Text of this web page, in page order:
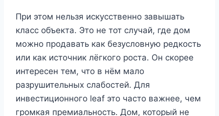
При этом нельзя искусственно завышать
класс объекта. Это не тот случай, где дом
можно продавать как безусловную редкость
или как источник лёгкого роста. Он скорее
интересен тем, что в нём мало
разрушительных слабостей. Для
инвестиционного leaf это часто важнее, чем
громкая премиальность. Дом, который не